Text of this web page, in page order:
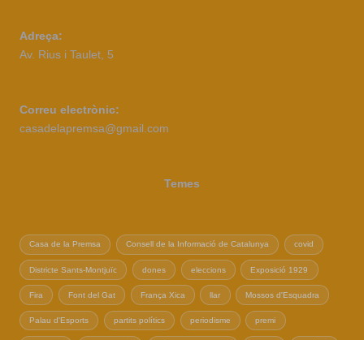
Adreça:
Av. Rius i Taulet, 5
Correu electrònic:
casadelapremsa@gmail.com
Temes
Casa de la Premsa Consell de la Informació de Catalunya covid
Districte Sants-Montjuïc dones eleccions Exposició 1929
Fira Font del Gat França Xica llar Mossos d'Esquadra
Palau d'Esports partits polítics periodisme premi